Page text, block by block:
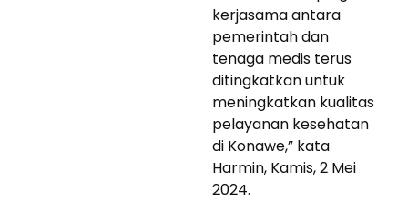
kerjasama antara
pemerintah dan
tenaga medis terus
ditingkatkan untuk
meningkatkan kualitas
pelayanan kesehatan
di Konawe,” kata
Harmin, Kamis, 2 Mei
2024.